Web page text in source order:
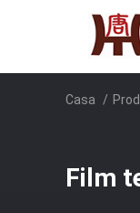
Casa /
Film